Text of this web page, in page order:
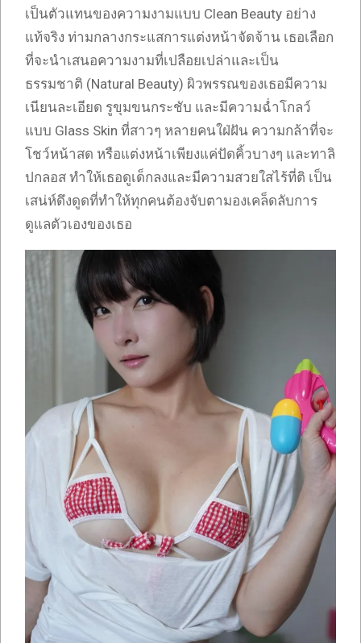
เป็นตัวแทนของความงามแบบ Clean Beauty อย่าง
แท้จริง ท่ามกลางกระแสการแต่งหน้าจัดจ้าน เธอเลือก
ที่จะนำเสนอความงามที่เปลือยเปล่าและเป็น
ธรรมชาติ (Natural Beauty) ผิวพรรณของเธอมีความ
เนียนละเอียด รูขุมขนกระชับ และมีความฉ่ำโกลว์
แบบ Glass Skin ที่สาวๆ หลายคนใฝ่ฝัน ความกล้าที่จะ
โชว์หน้าสด หรือแต่งหน้าเพียงแค่ปัดคิ้วบางๆ และทาลิ
ปกลอส ทำให้เธอดูเด็กลงและมีความสวยใสไร้ที่ติ เป็น
เสน่ห์ดึงดูดที่ทำให้ทุกคนต้องจับตามองเคล็ดลับการ
ดูแลตัวเองของเธอ